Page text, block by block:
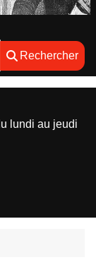
Rechercher
lundi au jeudi